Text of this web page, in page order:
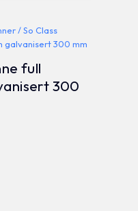
/ So Class
galvanisert 300 mm
full
300